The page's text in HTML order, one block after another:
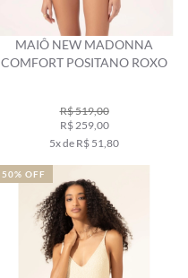
MAIÔ NEW MADONNA
COMFORT POSITANO ROXO
R$ 519,00
R$ 259,00
5x de R$ 51,80
50% OFF